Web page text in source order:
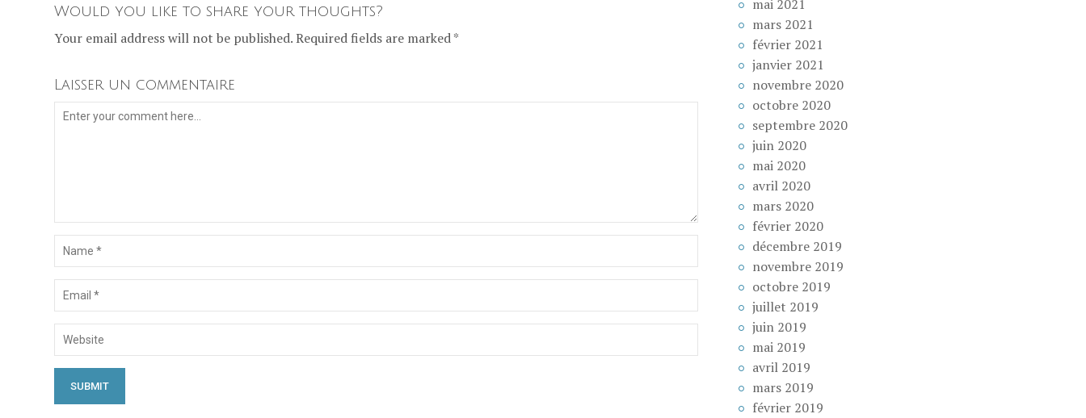
Would you like to share your thoughts?
Your email address will not be published. Required fields are marked *
Laisser un commentaire
mai 2021
mars 2021
février 2021
janvier 2021
novembre 2020
octobre 2020
septembre 2020
juin 2020
mai 2020
avril 2020
mars 2020
février 2020
décembre 2019
novembre 2019
octobre 2019
juillet 2019
juin 2019
mai 2019
avril 2019
mars 2019
février 2019